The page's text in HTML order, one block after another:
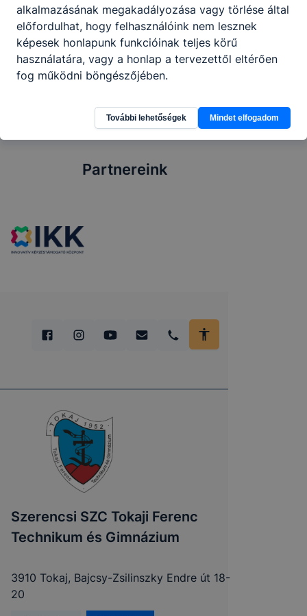
Expert Projekthéten
2026. jún. 17.
Partnereink
Szerencsi SZC Tokaji Ferenc
Technikum és Gimnázium
3910 Tokaj, Bajcsy-Zsilinszky Endre út 18-
20
alkalmazásának megakadályozása vagy törlése által
előfordulhat, hogy felhasználóink nem lesznek
képesek honlapunk funkcióinak teljes körű
használatára, vagy a honlap a tervezettől eltérően
fog működni böngészőjében.
További lehetőségek Mindet elfogadom